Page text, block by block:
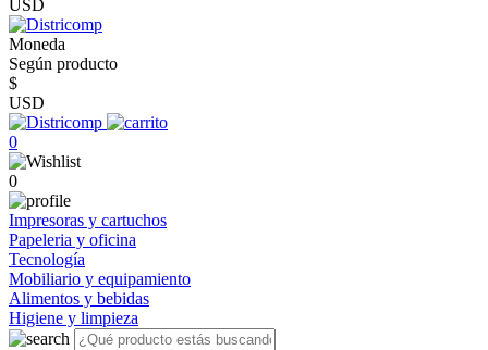
USD
Moneda
Según producto
$
USD
0
0
Impresoras y cartuchos
Papeleria y oficina
Tecnología
Mobiliario y equipamiento
Alimentos y bebidas
Higiene y limpieza